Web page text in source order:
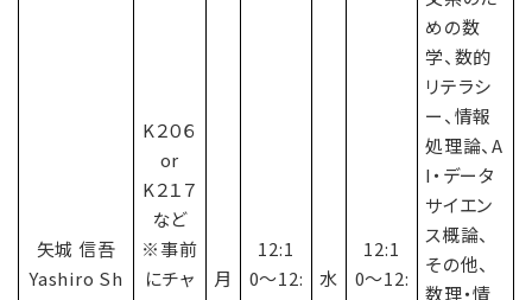
矢城 信吾
Yashiro Sh
K２０６
or
K２１７
など
※事前
にチャ
月
12:1
0〜12:
水
12:1
0〜12:
めの数
学、数的
リテラシ
ー、情報
処理論、A
I・データ
サイエン
ス概論、
その他、
数理・情